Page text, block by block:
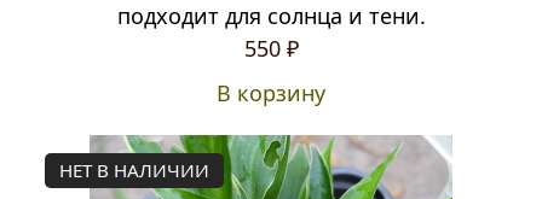
подходит для солнца и тени.
550 ₽
В корзину
НЕТ В НАЛИЧИИ